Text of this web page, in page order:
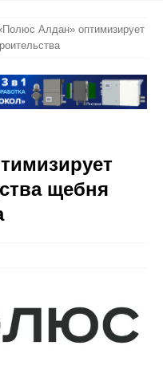
Алдан» оптимизирует
щебня